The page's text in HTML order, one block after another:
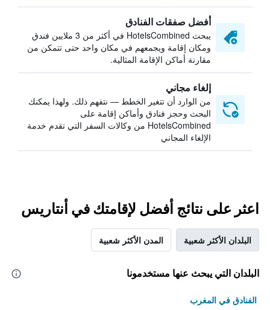
أفضل صفقات الفنادق
يبحث HotelsCombined في أكثر من 3 ملايين فندق
ومكان إقامة ويجمعهم في مكان واحد حتى تتمكن من
مقارنة أماكن الإقامة المثالية.
إلغاء مجاني
من الوارد أن تتغير الخطط — نتفهم ذلك. ولهذا يمكنك
البحث وحجز فنادق وأماكن إقامة على
HotelsCombined من وكالات السفر التي تقدم خدمة
الإلغاء المجاني
اعثر على نتائج أفضل لإقامتك في أنتاريس
البلدان الأكثر شعبية المدن الأكثر شعبية
البلدان التي يبحث عنها مستخدمونا
الفنادق في المغرب